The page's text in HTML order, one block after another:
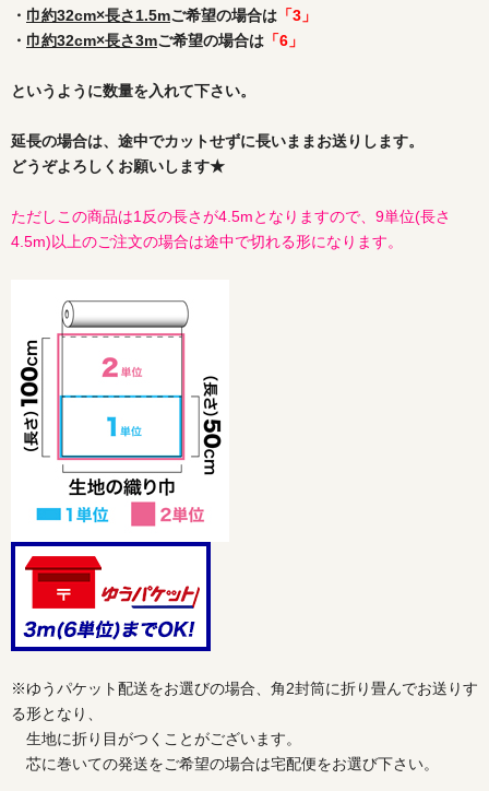
・ 巾約32cm×長さ1.5mご希望の場合は 「3」
・ 巾約32cm×長さ3mご希望の場合は 「6」
というように数量を入れて下さい。
延長の場合は、途中でカットせずに長いままお送りします。
どうぞよろしくお願いします★
ただしこの商品は1反の長さが4.5mとなりますので、9単位(長さ
4.5m)以上のご注文の場合は途中で切れる形になります。
※ゆうパケット配送をお選びの場合、角2封筒に折り畳んでお送りす
る形となり、
生地に折り目がつくことがございます。
芯に巻いての発送をご希望の場合は宅配便をお選び下さい。